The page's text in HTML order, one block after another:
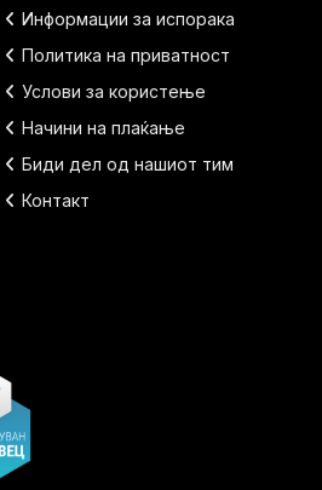
Информации за испорака
Политика на приватност
Услови за користење
Начини на плаќање
Биди дел од нашиот тим
Контакт